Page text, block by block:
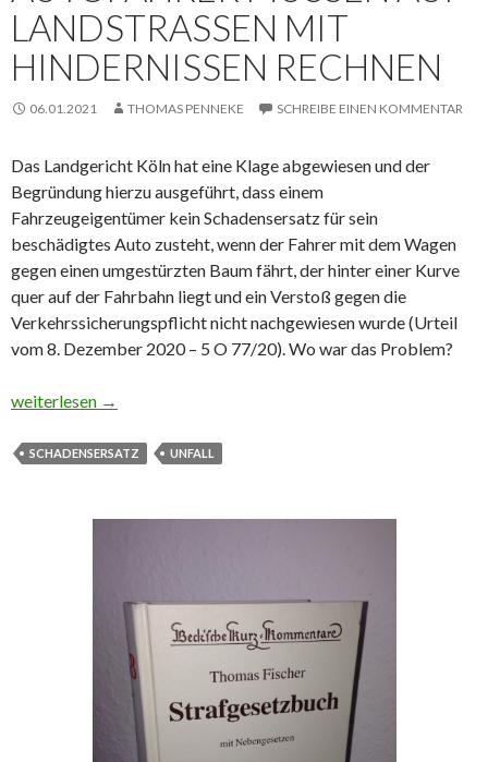
LANDSTRASSEN MIT H
INDERNISSEN RECHNEN
06.01.2021 THOMAS PENNEKE SCHREIBE EINEN KOMMENTAR
Das Landgericht Köln hat eine Klage abgewiesen und der
Begründung hierzu ausgeführt, dass einem
Fahrzeugeigentümer kein Schadensersatz für sein
beschädigtes Auto zusteht, wenn der Fahrer mit dem Wagen
gegen einen umgestürzten Baum fährt, der hinter einer Kurve
quer auf der Fahrbahn liegt und ein Verstoß gegen die
Verkehrssicherungspflicht nicht nachgewiesen wurde (Urteil
vom 8. Dezember 2020 – 5 O 77/20). Wo war das Problem?
Autofahrer müssen auf Landstraßen mit Hindernissen rechnen
weiterlesen →
SCHADENSERSATZ UNFALL